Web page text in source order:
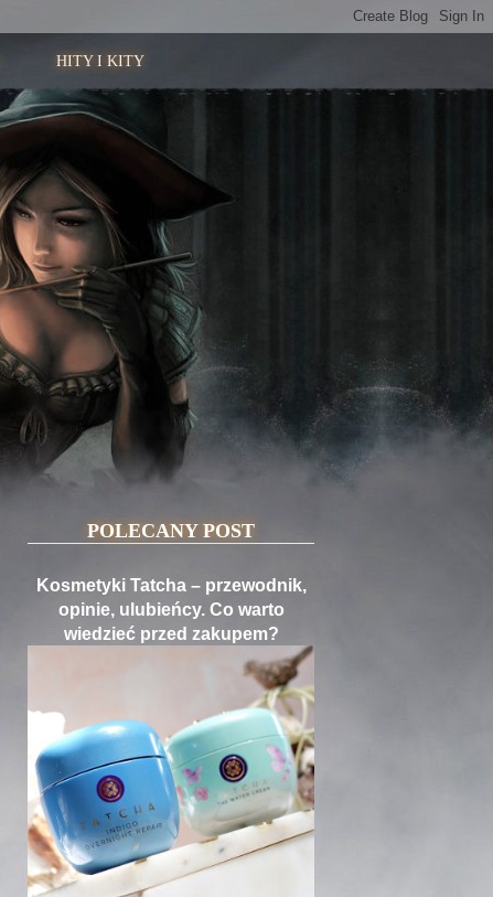
HITY I KITY
POLECANY POST
Kosmetyki Tatcha – przewodnik,
opinie, ulubieńcy. Co warto
wiedzieć przed zakupem?